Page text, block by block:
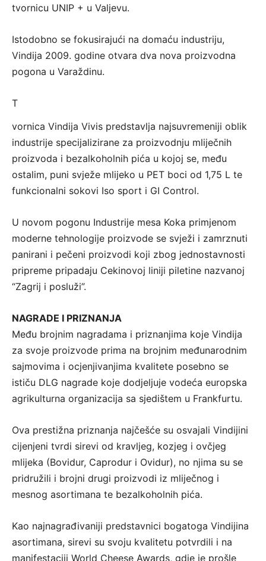
tvornicu UNIP + u Valjevu.
Istodobno se fokusirajući na domaću industriju,
Vindija 2009. godine otvara dva nova proizvodna
pogona u Varaždinu.
T
vornica Vindija Vivis predstavlja najsuvremeniji oblik
industrije specijalizirane za proizvodnju mliječnih
proizvoda i bezalkoholnih pića u kojoj se, među
ostalim, puni svježe mlijeko u PET boci od 1,75 L te
funkcionalni sokovi Iso sport i GI Control.
U novom pogonu Industrije mesa Koka primjenom
moderne tehnologije proizvode se svježi i zamrznuti
panirani i pečeni proizvodi koji zbog jednostavnosti
pripreme pripadaju Cekinovoj liniji piletine nazvanoj
“Zagrij i posluži”.
NAGRADE I PRIZNANJA
Među brojnim nagradama i priznanjima koje Vindija
za svoje proizvode prima na brojnim međunarodnim
sajmovima i ocjenjivanjima kvalitete posebno se
ističu DLG nagrade koje dodjeljuje vodeća europska
agrikulturna organizacija sa sjedištem u Frankfurtu.
Ova prestižna priznanja najčešće su osvajali Vindijini
cijenjeni tvrdi sirevi od kravljeg, kozjeg i ovčjeg
mlijeka (Bovidur, Caprodur i Ovidur), no njima su se
pridružili i brojni drugi proizvodi iz mliječnog i
mesnog asortimana te bezalkoholnih pića.
Kao najnagrađivaniji predstavnici bogatoga Vindijina
asortimana, sirevi su svoju kvalitetu potvrdili i na
manifestaciji World Cheese Awards, gdje je prošle